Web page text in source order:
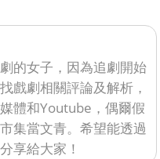
的女子，因為追劇開始
戲劇相關評論及解析，
體和Youtube，偶爾假
集當文青。希望能透過
享給大家！